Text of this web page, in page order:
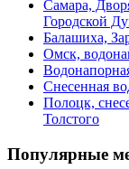
Самара,
Городской
Балашиха,
Омск,
Снесенная
Полоцк,
Толстого
Популярные